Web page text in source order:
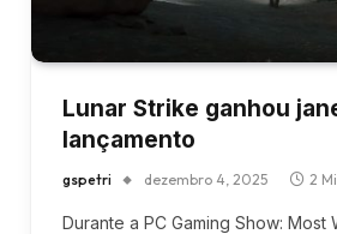
Lunar Strike ganhou
lançamento
gspetri dezembro 4, 2025 2
Durante a PC Gaming Show: Most